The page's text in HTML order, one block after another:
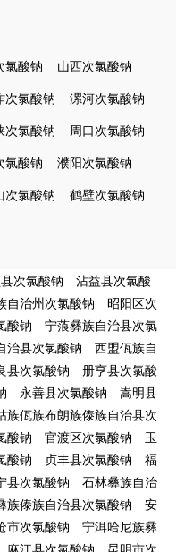
氯酸钠
山西次氯酸钠
次氯酸钠
漯河次氯酸钠
次氯酸钠
周口次氯酸钠
氯酸钠
濮阳次氯酸钠
次氯酸钠
鹤壁次氯酸钠
次氯酸钠
沾益县次氯酸
自治州次氯酸钠
昭阳区次
酸钠
宁蒗彝族自治县次氯
治县次氯酸钠
西盟佤族自
县次氯酸钠
册亨县次氯酸
永善县次氯酸钠
嵩明县
族佤族布朗族傣族自治县次
酸钠 官渡区次氯酸钠
玉
酸钠 贞丰县次氯酸钠
福
县次氯酸钠
石林彝族自治
族傣族自治县次氯酸钠
安
市次氯酸钠
宁洱哈尼族彝
麻江县次氯酸钠 昆明市次